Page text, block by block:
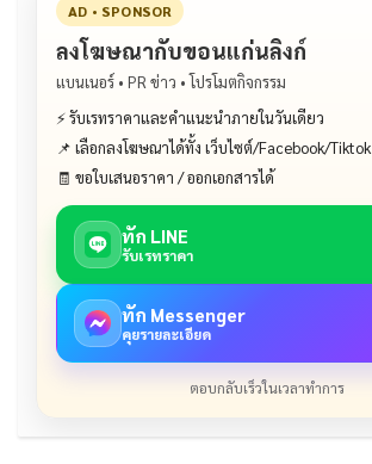
AD • SPONSOR
ลงโฆษณากับขอนแก่นลิงก์
แบนเนอร์ • PR ข่าว • โปรโมตกิจกรรม
⚡ รับเรทราคาและคำแนะนำภายในวันเดียว
📌 เลือกลงโฆษณาได้ทั้ง เว็บไซต์/Facebook/Tiktok
🧾 ขอใบเสนอราคา / ออกเอกสารได้
ทัก LINE
รับเรทราคา
ทัก Messenger
คุยรายละเอียด
ตอบกลับเร็วในเวลาทำการ